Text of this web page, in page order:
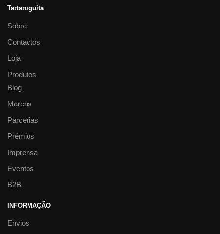
Tartaruguita
Sobre
Contactos
Loja
Produtos
Blog
Marcas
Parcerias
Prémios
Imprensa
Eventos
B2B
INFORMAÇÃO
Envios